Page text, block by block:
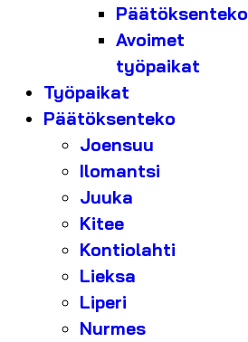
Päätöksenteko
Avoimet
työpaikat
Työpaikat
Päätöksenteko
Joensuu
Ilomantsi
Juuka
Kitee
Kontiolahti
Lieksa
Liperi
Nurmes